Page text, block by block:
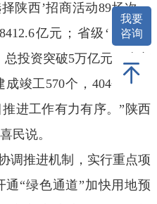
陕西’招商活动89场次，
亿元；省级‘四个一
投资突破5万亿元；省市
竣工570个，404个新增
进工作有力有序。”陕西
民说。
调推进机制，实行重点项
通“绿色通道”加快用地预
我要
咨询